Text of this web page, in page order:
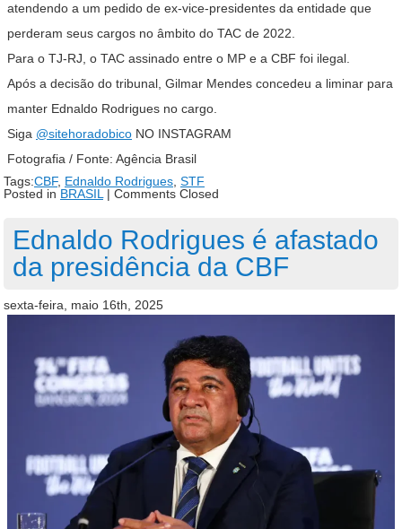
atendendo a um pedido de ex-vice-presidentes da entidade que
perderam seus cargos no âmbito do TAC de 2022
Para o TJ-RJ, o TAC assinado entre o MP e a CBF foi ilegal
Após a decisão do tribunal, Gilmar Mendes concedeu a liminar para
manter Ednaldo Rodrigues no cargo
Siga @sitehoradobico NO INSTAGRAM
Fotografia / Fonte: Agência Brasil
Tags:CBF, Ednaldo Rodrigues STF
Posted in BRASIL | Comments Closed
Ednaldo Rodrigues é afastado
da presidência da CBF
sexta-feira, maio 16th, 2025